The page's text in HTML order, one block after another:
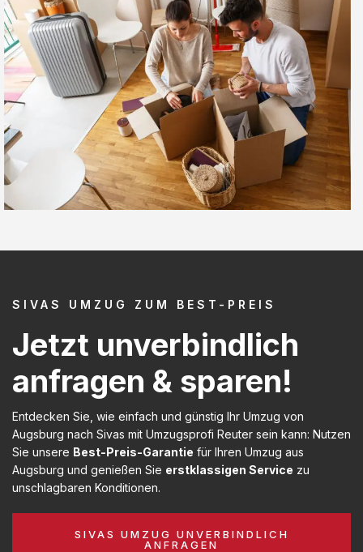
SIVAS UMZUG ZUM BEST-PREIS
Jetzt unverbindlich
anfragen & sparen!
Entdecken Sie, wie einfach und günstig Ihr Umzug von
Augsburg nach Sivas mit Umzugsprofi Reuter sein kann: Nutzen
Sie unsere Best-Preis-Garantie für Ihren Umzug aus
Augsburg und genießen Sie erstklassigen Service zu
unschlagbaren Konditionen.
SIVAS UMZUG UNVERBINDLICH
ANFRAGEN